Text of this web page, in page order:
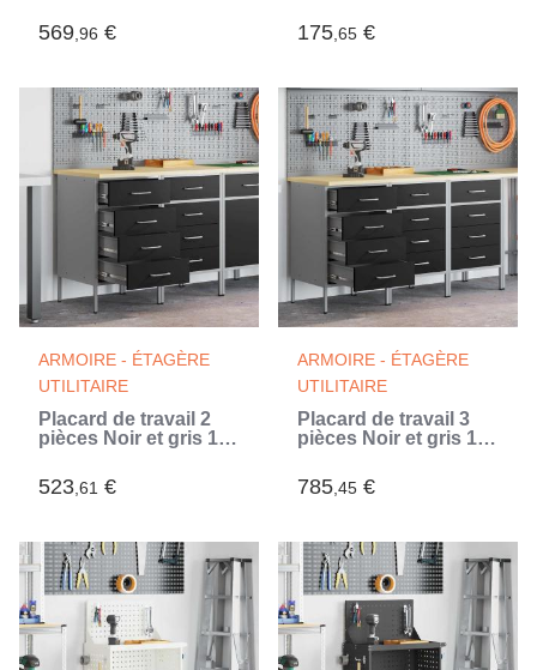
569,96 €
cm - 80 kg / tablette
(Noir)
175,65 €
ARMOIRE - ÉTAGÈRE
UTILITAIRE
Placard de travail 2
pièces Noir et gris 100
523,61 €
ARMOIRE - ÉTAGÈRE
UTILITAIRE
Placard de travail 3
pièces Noir et gris 150
785,45 €